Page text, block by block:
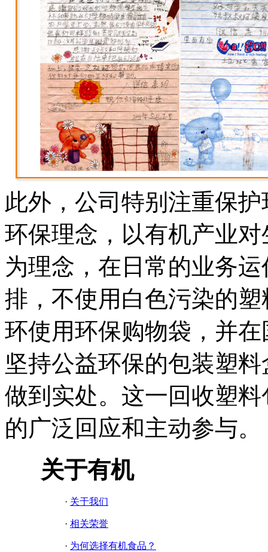
此外，公司特别注重保
环保理念，以有机产业
为理念，在日常的业务
排，不使用白色污染的
环使用环保购物袋，并
坚持公益环保的包装塑
做到实处。这一回收塑
的广泛回应和主动参与。
关于有机
· 关于我们
· 相关荣誉
· 为何选择有机食品？